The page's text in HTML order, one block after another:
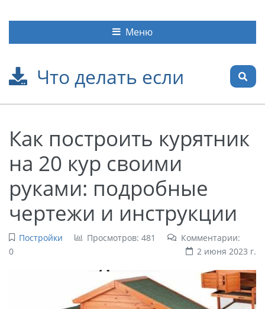
Что делать если
Меню
Как построить курятник
на 20 кур своими
руками: подробные
чертежи и инструкции
Постройки Просмотров: 481
Комментарии:
0
2 июня 2023 г.